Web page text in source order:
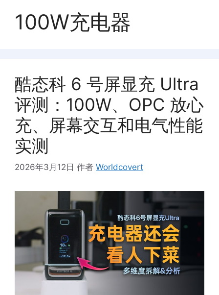
100W充电器
酷态科 6 号屏显充 Ultra
评测：100W、OPC 放心
充、屏幕交互和电气性能
实测
2026年3月12日 作者 Worldcovert